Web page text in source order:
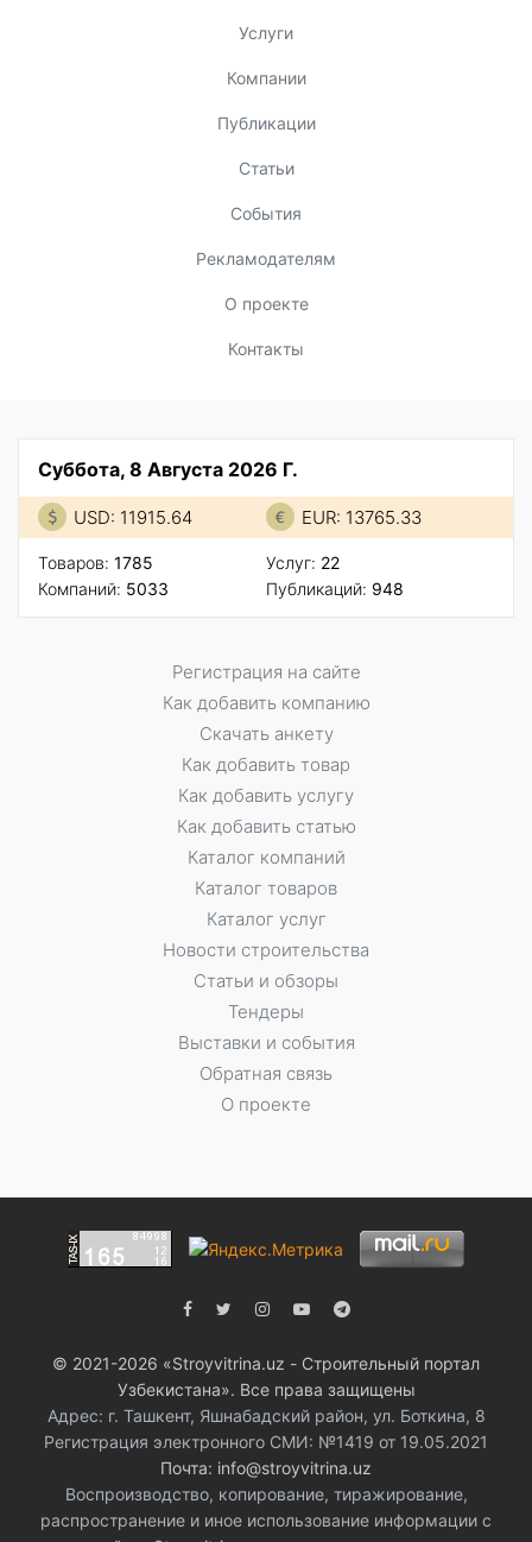
Услуги
Компании
Публикации
Статьи
События
Рекламодателям
О проекте
Контакты
Суббота, 8 Августа 2026 Г.
USD: 11915.64 EUR: 13765.33
Товаров: 1785
Компаний: 5033
Услуг: 22
Публикаций: 948
Регистрация на сайте
Как добавить компанию
Скачать анкету
Как добавить товар
Как добавить услугу
Как добавить статью
Каталог компаний
Каталог товаров
Каталог услуг
Новости строительства
Статьи и обзоры
Тендеры
Выставки и события
Обратная связь
О проекте
© 2021-2026 «Stroyvitrina.uz - Строительный портал
Узбекистана». Все права защищены
Адрес: г. Ташкент, Яшнабадский район, ул. Боткина, 8
Регистрация электронного СМИ: №1419 от 19.05.2021
Почта: info@stroyvitrina.uz
Воспроизводство, копирование, тиражирование,
распространение и иное использование информации с